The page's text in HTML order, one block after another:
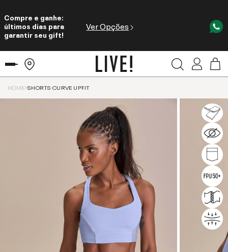
Compre e ganhe:
últimos dias para
garantir seu gift!
Ver Opções
HOME SHORTS CURVE UPFIT